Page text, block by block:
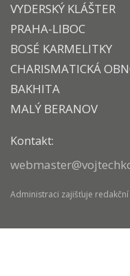
VYDERSKÝ KLÁŠTER
PRAHA-LIBOC
BOSÉ KARMELITKY
CHARISMATICKÁ
BAKHITA
MALÝ BERANOV
Kontakt:
Administraci zajišťuje